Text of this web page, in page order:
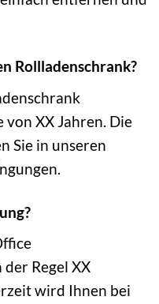
Rollladenschrank?
XX Jahren. Die
Sie in unseren
Regel XX
wird Ihnen bei